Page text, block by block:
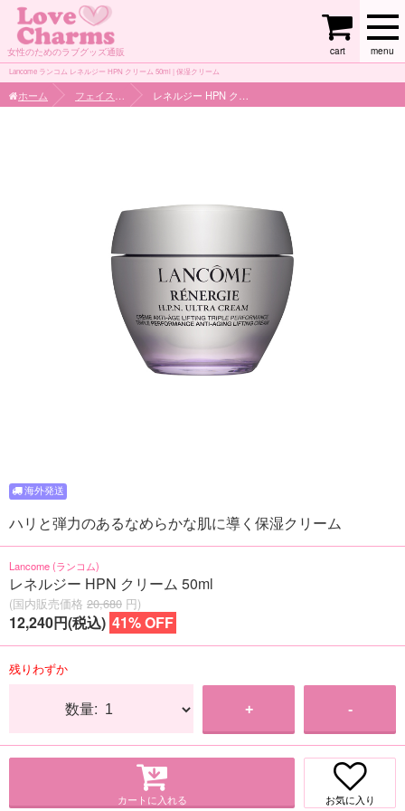
女性のためのラブグッズ通販 menu
cart
Lancome ランコム レネルジー HPN クリーム 50ml | 保湿クリーム
ホーム
ハリと弾力のあるなめらかな肌に導く保湿クリーム
Lancome (ランコム)
レネルジー HPN クリーム 50ml
(国内販売価格 20,680 円)
12,240円(税込) 41% OFF
残りわずか
数量: + -
カートに入れる お気に入り